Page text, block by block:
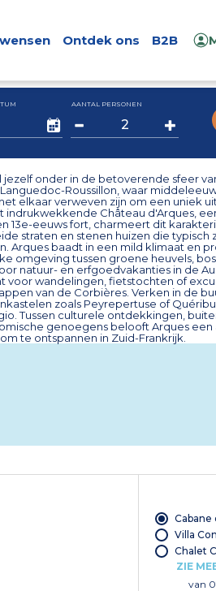
Ontdek ons B2B
AANTAL PERSONEN
jezelf onder in de betoverende sfeer
Roussillon, waar
elkaar verweven zijn om een uniek
indrukwekkende Château d'Arques,
13e-eeuws fort, charmeert dit
straten en stenen huizen die typisch
Arques baadt in een mild klimaat en
omgeving tussen groene heuvels,
natuur- en erfgoedvakanties in de
voor wandelingen, fietstochten of
van de Corbières. Verken in de
zoals Peyrepertuse of
Tussen culturele ontdekkingen,
genoegens belooft Arques
te ontspannen in Zuid-Frankrijk.
Cabane
Villa
Chalet
ZIE
van